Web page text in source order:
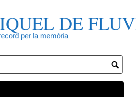
DE
per la memòria